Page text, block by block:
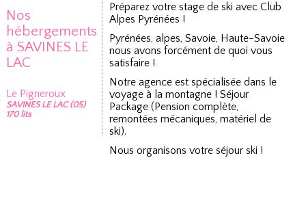
Nos
hébergements
à SAVINES LE
LAC
Le Pigneroux
SAVINES LE LAC (05)
170 lits
Préparez votre stage de ski avec Club
Alpes Pyrénées !
Pyrénées, alpes, Savoie, Haute-Savoie
nous avons forcément de quoi vous
satisfaire !
Notre agence est spécialisée dans le
voyage à la montagne ! Séjour
Package (Pension complète,
remontées mécaniques, matériel de
ski).
Nous organisons votre séjour ski !